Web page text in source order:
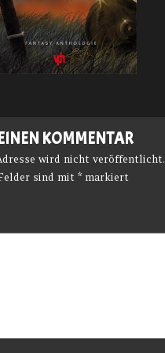
KOMMENTAR
wird nicht veröffentlicht.
sind mit*markiert